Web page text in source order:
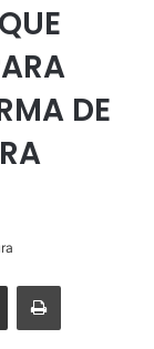
DE
Enviar vía email Imprimir